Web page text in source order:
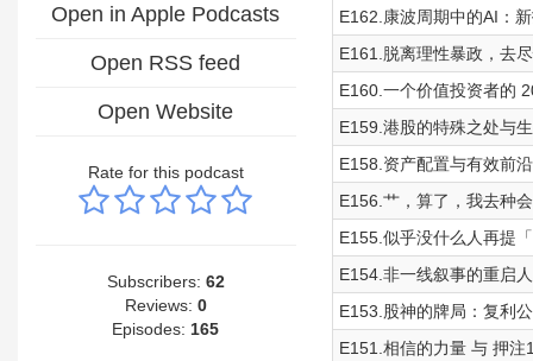
Open in Apple Podcasts
Open RSS feed
Open Website
Rate for this podcast
Subscribers: 62
Reviews: 0
Episodes: 165
E162.康波周期中的AI：
E161.脱离理性暴政，去
E160.一个价值投资者的
E159.港股的特殊之处与
E158.资产配置与有效前
E156.艹，算了，我去种
E155.似乎没什么人再提
E154.非一线叙事的重启
E153.股神的牌局：复利
E151.相信的力量 与 押注